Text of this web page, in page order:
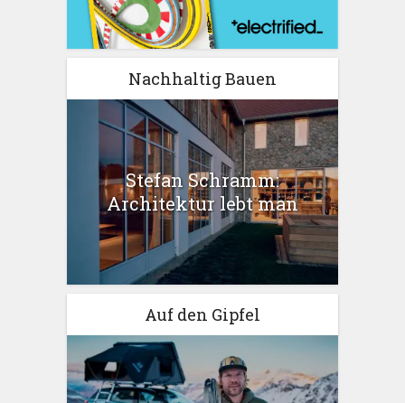
Nachhaltig Bauen
Stefan Schramm:
Architektur lebt man
Auf den Gipfel